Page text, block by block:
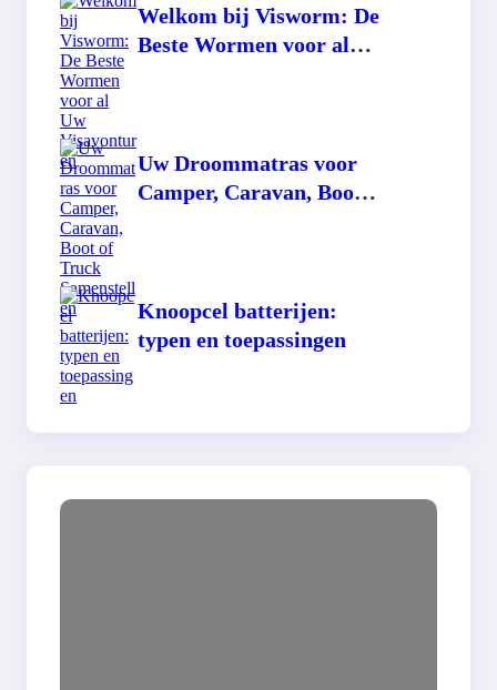
Welkom bij Visworm: De
Beste Wormen voor al
Uw Droommatras voor
Camper, Caravan, Boot
Knoopcel batterijen:
typen en toepassingen